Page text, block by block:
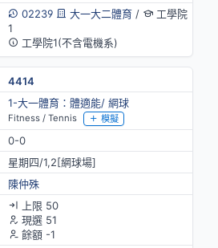
02239
大一大二體育/
工學院
1
工學院1(不含電機系)
4414
1-大一體育：體適能/ 網球
Fitness / Tennis 模擬
0-0
星期四/1,2[網球場]
陳仲殊
上限 50
現選 51
餘額 -1